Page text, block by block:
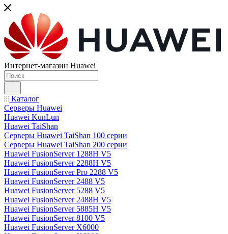
Интернет-магазин Huawei
Каталог
Серверы Huawei
Huawei KunLun
Huawei TaiShan
Серверы Huawei TaiShan 100 серии
Серверы Huawei TaiShan 200 серии
Huawei FusionServer 1288H V5
Huawei FusionServer 2288H V5
Huawei FusionServer Pro 2288 V5
Huawei FusionServer 2488 V5
Huawei FusionServer 5288 V5
Huawei FusionServer 2488H V5
Huawei FusionServer 5885H V5
Huawei FusionServer 8100 V5
Huawei FusionServer X6000